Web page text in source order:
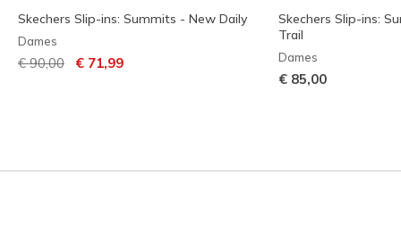
Skechers Slip-ins: Summits - New Daily
Dames
Prijs verlaagd van
€ 90,00 naar
€ 71,99
Skechers Slip-ins:
Trail
Dames
€ 85,00